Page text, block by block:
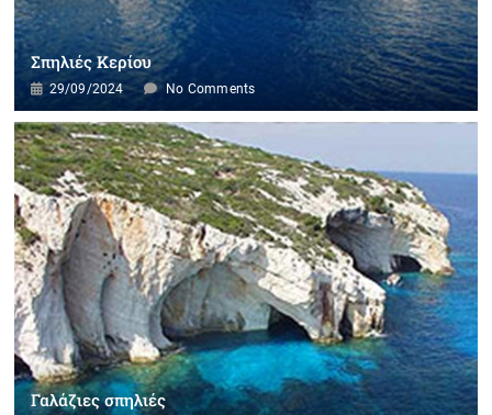
Σπηλιές Κερίου
29/09/2024 No Comments
Γαλάζιες σπηλιές